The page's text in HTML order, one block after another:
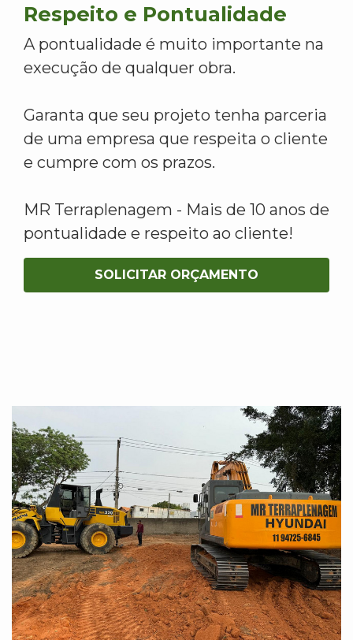
Respeito e Pontualidade
A pontualidade é muito importante na
execução de qualquer obra.
Garanta que seu projeto tenha parceria
de uma empresa que respeita o cliente
e cumpre com os prazos.
MR Terraplenagem - Mais de 10 anos de
pontualidade e respeito ao cliente!
SOLICITAR ORÇAMENTO